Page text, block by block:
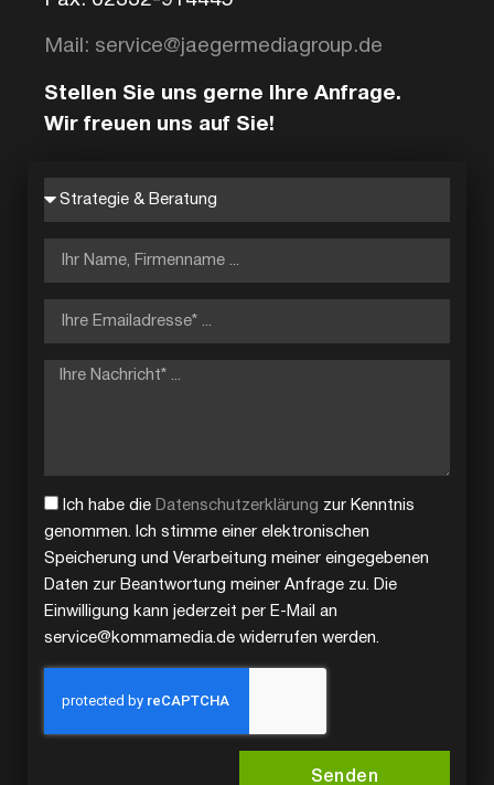
Mail: service@jaegermediagroup.de
Stellen Sie uns gerne Ihre Anfrage.
Wir freuen uns auf Sie!
Ich habe die Datenschutzerklärung zur Kenntnis
genommen. Ich stimme einer elektronischen
Speicherung und Verarbeitung meiner eingegebenen
Daten zur Beantwortung meiner Anfrage zu. Die
Einwilligung kann jederzeit per E-Mail an
service@kommamedia.de widerrufen werden.
Senden